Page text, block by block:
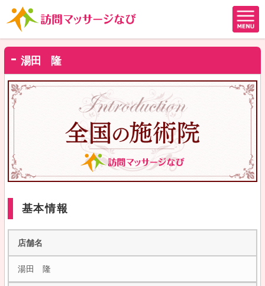
湯田 隆
基本情報
店舗名
湯田 隆